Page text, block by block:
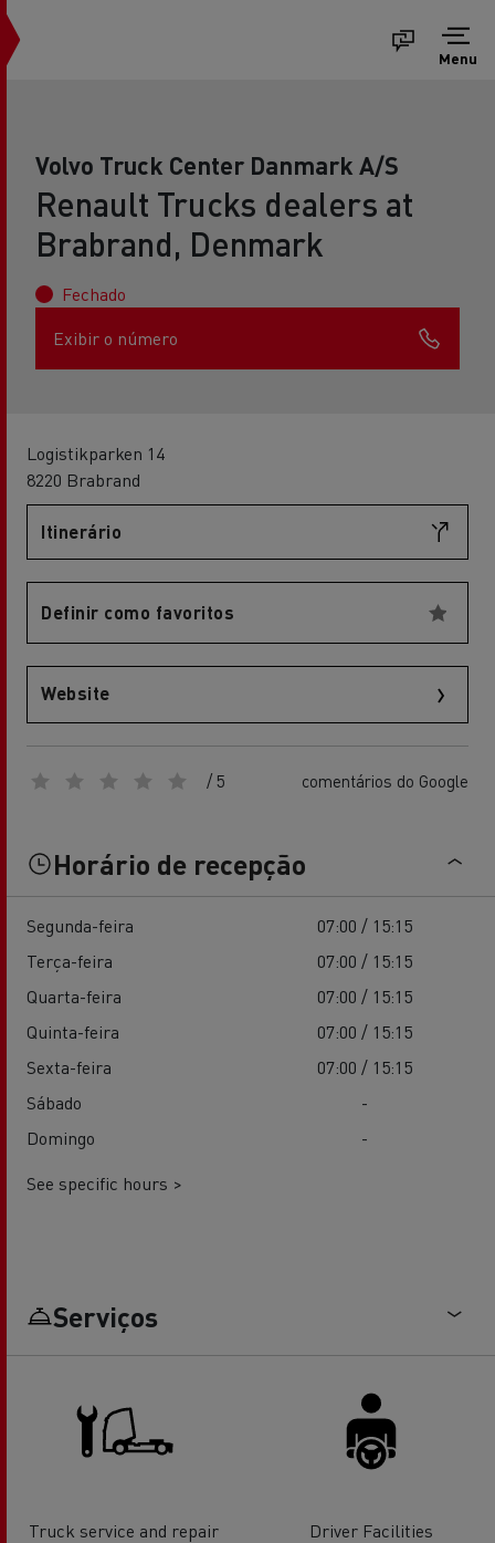
Menu
Volvo Truck Center Danmark A/S
Renault Trucks dealers at
Brabrand, Denmark
Fechado
Exibir o número
Logistikparken 14
8220 Brabrand
Itinerário
Definir como favoritos
Website
/ 5 comentários do Google
Horário de recepção
Segunda-feira
07:00 / 15:15
Terça-feira
07:00 / 15:15
Quarta-feira
07:00 / 15:15
Quinta-feira
07:00 / 15:15
Sexta-feira
07:00 / 15:15
Sábado
-
Domingo
-
See specific hours >
Serviços
Truck service and repair Driver Facilities